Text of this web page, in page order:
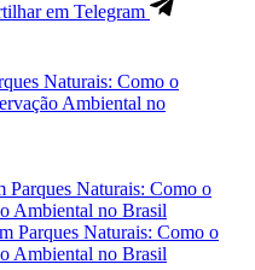
em Telegram
Parques Naturais: Como o
Ambiental no Brasil
Parques Naturais: Como o
Ambiental no Brasil